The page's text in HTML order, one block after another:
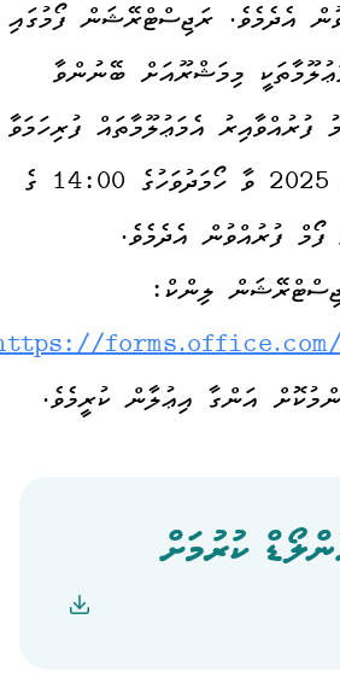
އެދެމެވެ. ރަޖިސްޓްރޭޝަން ފޯމުގައި
މިމަޝްރޫއަށް ބޭނުންވާ
ފުރުއްވާއިރު އެމަޢުލޫމާތައް ފުރިހަމަވާ
ގޮތަށް 30 ޖޫން 2025 ވާ ހޯމަދުވަހުގެ 14:00 ގެ
ފުރުއްވުން އެދެމެވެ.
ލިންކް:
forms.office.com/
އަންގާ އިޢުލާން ކުރީމެވެ.
ކުރުމަށް